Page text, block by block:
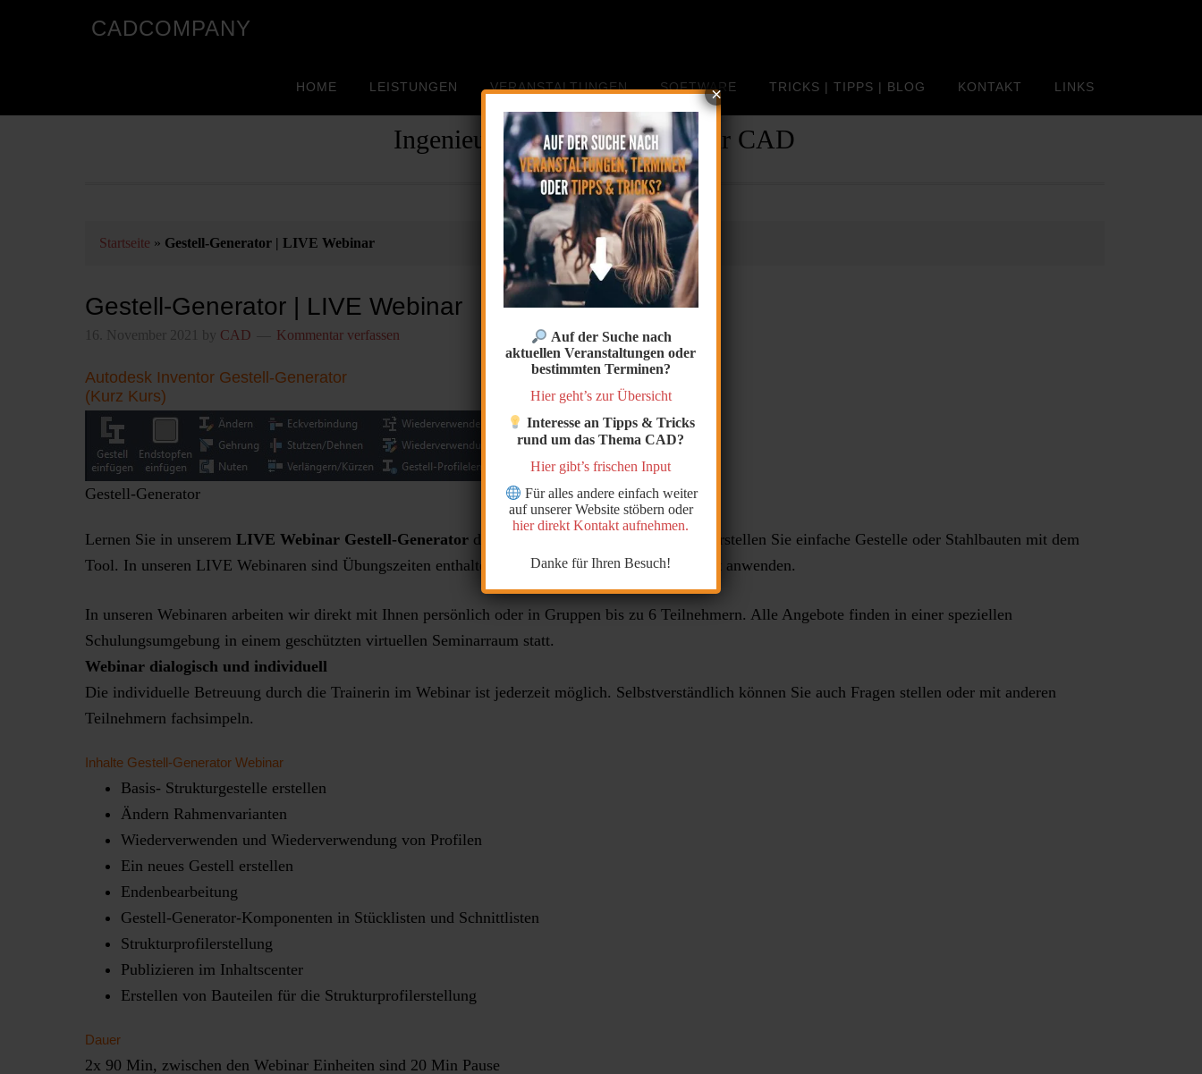
CADCOMPANY
HOME LEISTUNGEN VERANSTALTUNGEN SOFTWARE TRICKS | TIPPS | BLOG KONTAKT LINKS
Ingenieur- und Zeichenbüro für CAD
Startseite » Gestell-Generator | LIVE Webinar
Gestell-Generator | LIVE Webinar
16. November 2021 by CAD Kommentar verfassen
Autodesk Inventor Gestell-Generator
(Kurz Kurs)
Gestell-Generator
Lernen Sie in unserem LIVE Webinar Gestell-Generatordie wichtigsten Funktionen kennen. Erstellen Sie einfache Gestelle oder Stahlbauten mit dem
Tool. In unseren LIVE Webinaren sind Übungszeiten enthalten. So können Sie das Erlernte sofort anwenden.
In unseren Webinaren arbeiten wir direkt mit Ihnen persönlich oder in Gruppen bis zu 6 Teilnehmern. Alle Angebote finden in einer speziellen
Schulungsumgebung in einem geschützten virtuellen Seminarraum statt.
Webinar dialogisch und individuell
Die individuelle Betreuung durch die Trainerin im Webinar ist jederzeit möglich. Selbstverständlich können Sie auch Fragen stellen oder mit anderen
Teilnehmern fachsimpeln.
Inhalte Gestell-Generator Webinar
Basis- Strukturgestelle erstellen
Ändern Rahmenvarianten
Wiederverwenden und Wiederverwendung von Profilen
Ein neues Gestell erstellen
Endenbearbeitung
Gestell-Generator-Komponenten in Stücklisten und Schnittlisten
Strukturprofilerstellung
Publizieren im Inhaltscenter
Erstellen von Bauteilen für die Strukturprofilerstellung
Dauer
2x 90 Min, zwischen den Webinar Einheiten sind 20 Min Pause
Auf der Suche nach
aktuellen Veranstaltungen oder
bestimmten Terminen?
Hier geht’s zur Übersicht
Interesse an Tipps & Tricks
rund um das Thema CAD?
Hier gibt’s frischen Input
Für alles andere einfach weiter
auf unserer Website stöbern oder
hier direkt Kontakt aufnehmen.
Danke für Ihren Besuch!
×